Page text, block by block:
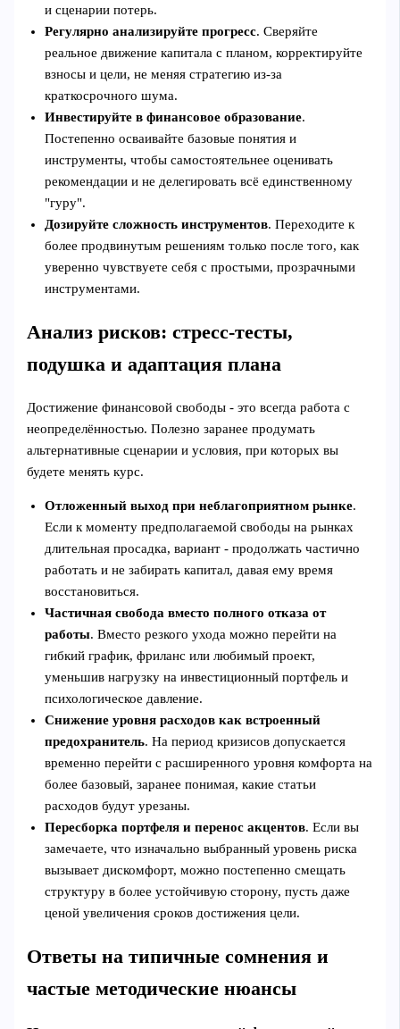
и сценарии потерь.
Регулярно анализируйте прогресс. Сверяйте
реальное движение капитала с планом, корректируйте
взносы и цели, не меняя стратегию из-за
краткосрочного шума.
Инвестируйте в финансовое образование.
Постепенно осваивайте базовые понятия и
инструменты, чтобы самостоятельнее оценивать
рекомендации и не делегировать всё единственному
"гуру".
Дозируйте сложность инструментов. Переходите к
более продвинутым решениям только после того, как
уверенно чувствуете себя с простыми, прозрачными
инструментами.
Анализ рисков: стресс-тесты,
подушка и адаптация плана
Достижение финансовой свободы - это всегда работа с
неопределённостью. Полезно заранее продумать
альтернативные сценарии и условия, при которых вы
будете менять курс.
Отложенный выход при неблагоприятном рынке.
Если к моменту предполагаемой свободы на рынках
длительная просадка, вариант - продолжать частично
работать и не забирать капитал, давая ему время
восстановиться.
Частичная свобода вместо полного отказа от
работы. Вместо резкого ухода можно перейти на
гибкий график, фриланс или любимый проект,
уменьшив нагрузку на инвестиционный портфель и
психологическое давление.
Снижение уровня расходов как встроенный
предохранитель. На период кризисов допускается
временно перейти с расширенного уровня комфорта на
более базовый, заранее понимая, какие статьи
расходов будут урезаны.
Пересборка портфеля и перенос акцентов. Если вы
замечаете, что изначально выбранный уровень риска
вызывает дискомфорт, можно постепенно смещать
структуру в более устойчивую сторону, пусть даже
ценой увеличения сроков достижения цели.
Ответы на типичные сомнения и
частые методические нюансы